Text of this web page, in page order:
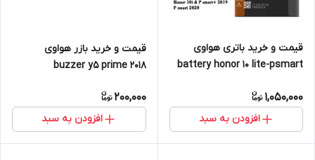
قیمت و خرید باتری هواوی
battery honor 10 lite-psmart
1,050,000
افزودن به سبد
قیمت و خرید بازر هواوی
buzzer y5 prime 2018
200,000
افزودن به سبد